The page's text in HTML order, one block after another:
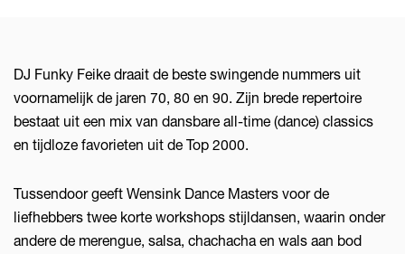
DJ Funky Feike draait de beste swingende nummers uit
voornamelijk de jaren 70, 80 en 90. Zijn brede repertoire
bestaat uit een mix van dansbare all-time (dance) classics
en tijdloze favorieten uit de Top 2000.
Tussendoor geeft Wensink Dance Masters voor de
liefhebbers twee korte workshops stijldansen, waarin onder
andere de merengue, salsa, chachacha en wals aan bod